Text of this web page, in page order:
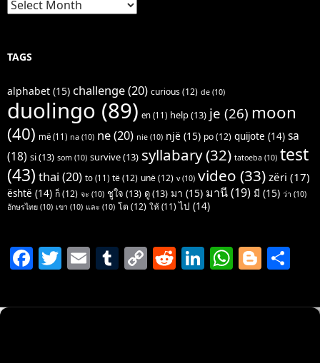
TAGS
alphabet (15) challenge(20) curious(12) de (10)
duolingo (89) en (11) help(13) je (26) moon
(40) më (11) na (10) ne(20) nie (10) një (15) po(12) quijote (14) sa
(18) si(13) som (10) survive(13) syllabary(32) tatoeba (10) test
(43) thai (20) to (11) të(12) unë(12) v(10) video (33) zëri (17)
është (14) ก็(12) จะ (10) ชูใจ (13) ดู(13) มา (15) มานี(19) มี (15) ว่า (10)
อักษรไทย (10) เขา (10) และ (10) โต (12) ให้ (11) ไป (14)
F
c
T
itt
E
ai
T
m
C
p
R
d
Li
k
W
at
Bl
g ar